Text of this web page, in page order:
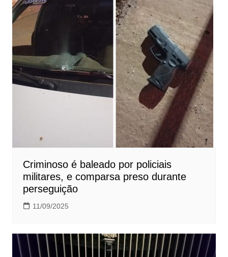
Criminoso é baleado por policiais
militares, e comparsa preso durante
perseguição
11/09/2025